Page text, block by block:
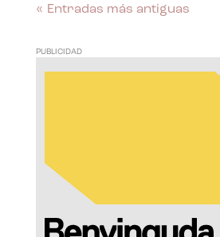
« Entradas más antiguas
PUBLICIDAD